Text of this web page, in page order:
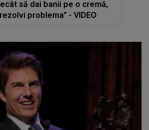
să dai banii pe o cremă,
problema” - VIDEO